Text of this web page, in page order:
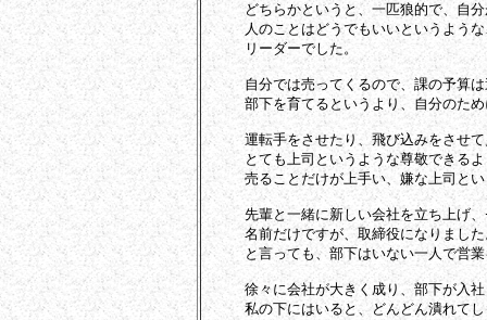
どちらかというと、一匹狼的で、自分
人のことはどうでもいいというような
リーダーでした。
自分では売ってくるので、課の予算は
部下を育てるというより、自分のため
運転手をさせたり、飛び込みをさせて
とても上司というような尊敬できるよ
売ることだけが上手い、嫌な上司とい
先輩と一緒に新しい会社を立ち上げ、
名前だけですが、取締役になりました
と言っても、部下はいない一人で営業
徐々に会社が大きく成り、部下が入社
私の下にはいると、どんどん潰れてし